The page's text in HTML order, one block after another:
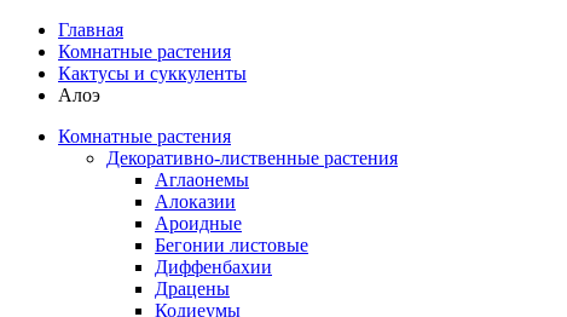
Главная
Комнатные растения
Кактусы и суккуленты
Алоэ
Комнатные растения
Декоративно-лиственные растения
Аглаонемы
Алоказии
Ароидные
Бегонии листовые
Диффенбахии
Драцены
Кодиеумы